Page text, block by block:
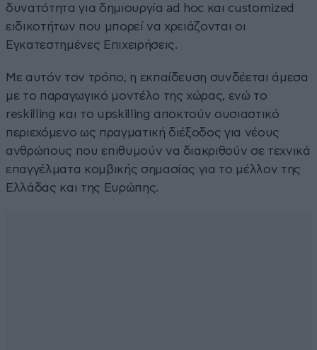
δυνατότητα για δημιουργία ad hoc και customized
ειδικοτήτων που μπορεί να χρειάζονται οι
Εγκατεστημένες Επιχειρήσεις.
Με αυτόν τον τρόπο, η εκπαίδευση συνδέεται άμεσα
με το παραγωγικό μοντέλο της χώρας, ενώ το
reskilling και το upskilling αποκτούν ουσιαστικό
περιεχόμενο ως πραγματική διέξοδος για νέους
ανθρώπους που επιθυμούν να διακριθούν σε τεχνικά
επαγγέλματα κομβικής σημασίας για το μέλλον της
Ελλάδας και της Ευρώπης.